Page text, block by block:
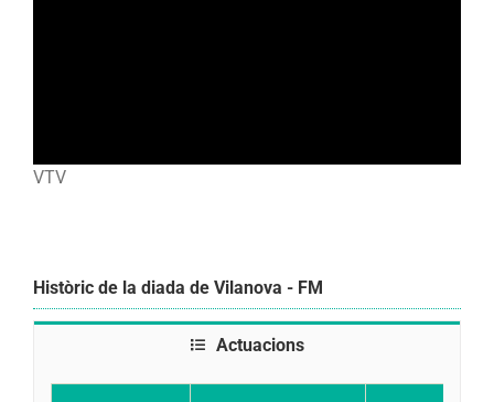
VTV
Històric de la diada de Vilanova - FM
Actuacions